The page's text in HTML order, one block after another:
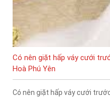
Có nên giặt hấp váy cưới
Hoà Phú Yên
Có nên giặt hấp váy cưới